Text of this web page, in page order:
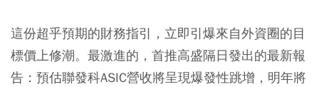
這份超乎預期的財務指引，立即引爆來自外資圈的目
標價上修潮。最激進的，首推高盛隔日發出的最新報
告：預估聯發科ASIC營收將呈現爆發性跳增，明年將